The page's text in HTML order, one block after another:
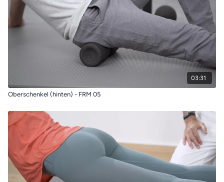
03:31
Oberschenkel (hinten) - FRM 05